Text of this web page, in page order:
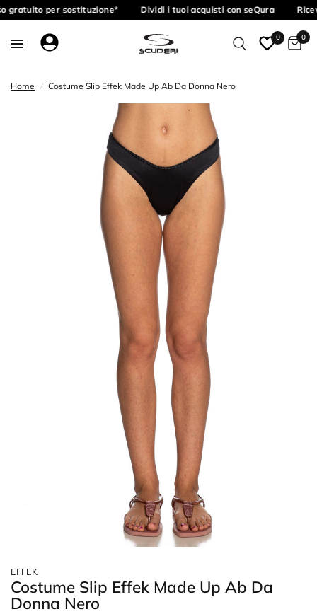
gratuito per sostituzione* Dividi i tuoi acquisti con seQura
0 0
Home / Costume Slip Effek Made Up Ab Da Donna Nero
EFFEK
Costume Slip Effek Made Up Ab Da
Donna Nero